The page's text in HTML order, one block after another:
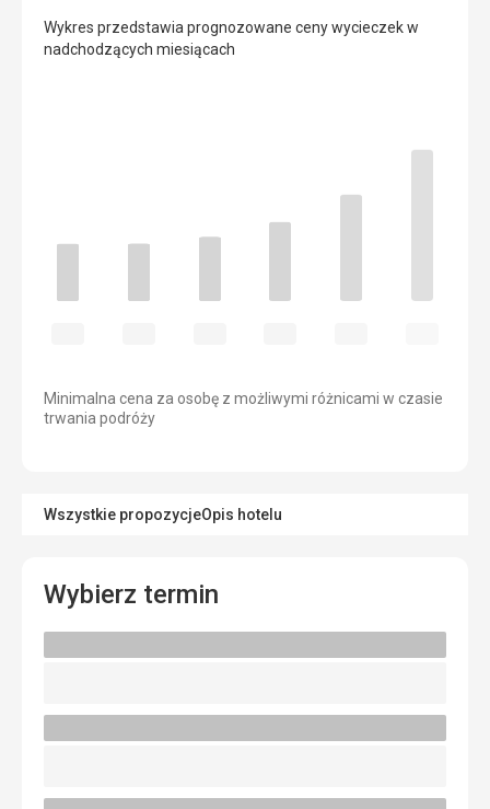
Wykres przedstawia prognozowane ceny wycieczek w
nadchodzących miesiącach
Minimalna cena za osobę z możliwymi różnicami w czasie
trwania podróży
Wszystkie propozycjeOpis hotelu
Wybierz termin